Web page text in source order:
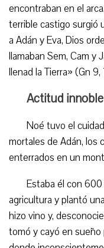
encontraban en el
terrible castigo surgió
a Adán y Eva, Dios
llamaban Sem, Cam y
llenad la Tierra» (Gn 9,
Actitud
Noé tuvo el
mortales de Adán, los
enterrados en un
Estaba él con
agricultura y plantó
hizo vino y,
tomó y cayó en